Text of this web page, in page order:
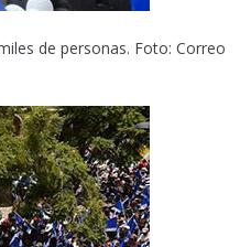
de personas. Foto: Correo